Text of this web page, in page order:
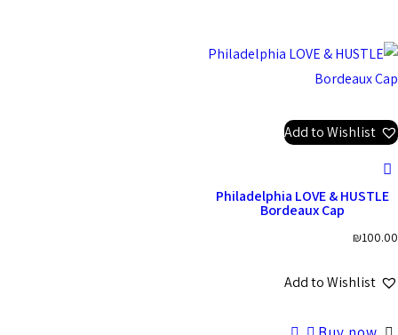
Add to Wishlist
Philadelphia LOVE & HUSTLE
Bordeaux Cap
₪100.00
Add to Wishlist